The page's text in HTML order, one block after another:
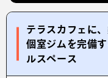
テラスカフェに
個室ジムを完備
ルスペース